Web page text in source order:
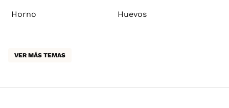
Horno Huevos
VER MÁS TEMAS